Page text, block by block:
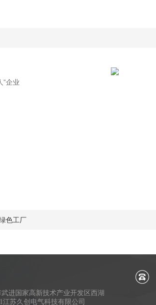
”企业
色工厂
进国家高新技术产业开发区西湖
江苏久创电气科技有限公司